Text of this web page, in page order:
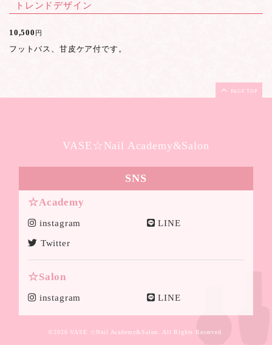
トレンドデザイン
10,500 円
フットバス、甘皮ケア付です。
PAGE TOP
VASE☆Nail Academy&Salon
SNS
☆Academy
instagram LINE
Twitter
☆Salon
instagram LINE
©2026VASE ☆Nail Academy&Salon. All Rights Reserved.